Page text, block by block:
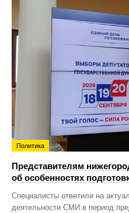
Политика
Представителям
об особенностях
Специалисты ответили на
деятельности СМИ в период